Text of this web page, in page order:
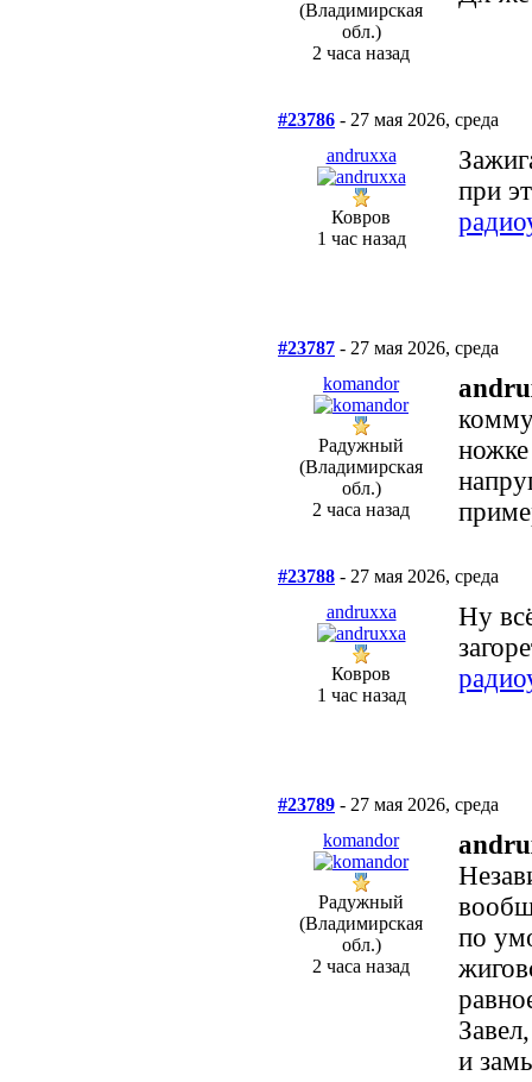
(Владимирская
обл.)
2 часа назад
#23786 - 27 мая 2026, среда
andruxxa
Ковров
1 час назад
при
#23787 - 27 мая 2026, среда
komandor
Радужный
(Владимирская
обл.)
2 часа назад
#23788 - 27 мая 2026, среда
andruxxa
Ковров
1 час назад
Ну
#23789 - 27 мая 2026, среда
komandor
Радужный
(Владимирская
обл.)
2 часа назад
по
и